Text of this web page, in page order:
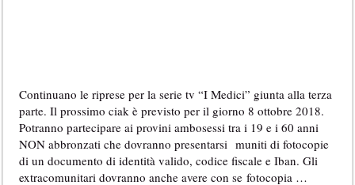
Continuano le riprese per la serie tv “I Medici” giunta alla terza
parte. Il prossimo ciak è previsto per il giorno 8 ottobre 2018.
Potranno partecipare ai provini ambosessi tra i 19 e i 60 anni
NON abbronzati che dovranno presentarsi muniti di fotocopie
di un documento di identità valido, codice fiscale e Iban. Gli
extracomunitari dovranno anche avere con se fotocopia …